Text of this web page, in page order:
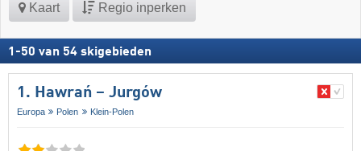
Kaart Regio inperken
1 -50 van 54 skigebieden
1. Hawrań – Jurgów
Europa Polen Klein-Polen